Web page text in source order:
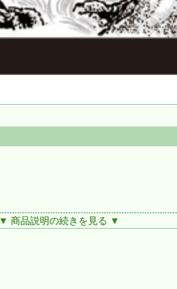
▼ 商品説明の続きを見る ▼